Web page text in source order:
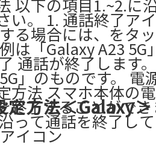
い。 1. 通話終了ア
る場合には、をタ
は「Galaxy A23 5G
通話が終了します
」のものです。 電
方法 スマホ本体の
終了することができ
って通話を終了し
イコン
定方法＜Galaxy＞